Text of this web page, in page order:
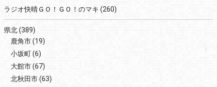
ラジオ快晴ＧＯ！ＧＯ！のマキ (260)
県北(389)
鹿角市(19)
小坂町(6)
大館市(67)
北秋田市(63)